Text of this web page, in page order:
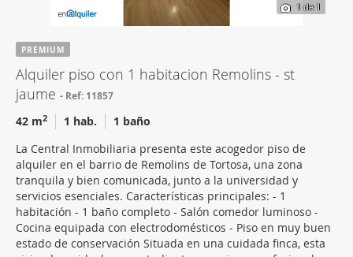
1 de 1
PREMIUM
Alquiler piso con 1 habitacion Remolins - st
jaume
Ref: 11857
42 m2 1 hab.
1 baño
La Central Inmobiliaria presenta este acogedor piso de
alquiler en el barrio de Remolins de Tortosa, una zona
tranquila y bien comunicada, junto a la universidad y
servicios esenciales. Características principales: - 1
habitación - 1 baño completo - Salón comedor luminoso -
Cocina equipada con electrodomésticos - Piso en muy buen
estado de conservación Situada en una cuidada finca, esta